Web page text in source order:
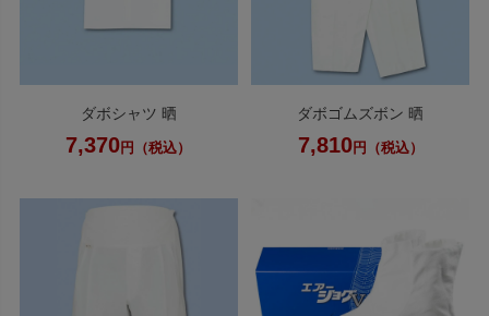
ダボシャツ 晒
7,370円（税込）
ダボゴムズボン 晒
7,810円（税込）